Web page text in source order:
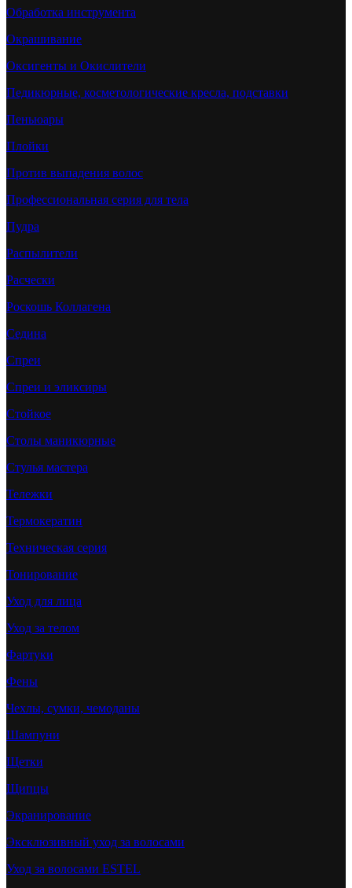
Обработка инструмента
Окрашивание
Оксигенты и Окислители
Педикюрные, косметологические кресла, подставки
Пеньюары
Плойки
Против выпадения волос
Профессиональная серия для тела
Пудра
Распылители
Расчески
Роскошь Коллагена
Седина
Спреи
Спреи и эликсиры
Стойкое
Столы маникюрные
Стулья мастера
Тележки
Термокератин
Техническая серия
Тонирование
Уход для лица
Уход за телом
Фартуки
Фены
Чехлы, сумки, чемоданы
Шампуни
Щетки
Щипцы
Экранирование
Эксклюзивный уход за волосами
Уход за волосами ESTEL